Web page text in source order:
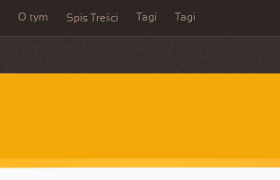
O tym Spis Treści Tagi Tagi